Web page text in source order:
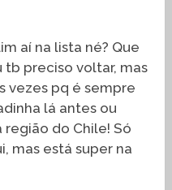
aí na lista né? Que
tb preciso voltar, mas
vezes pq é sempre
lá antes ou
do Chile! Só
mas está super na